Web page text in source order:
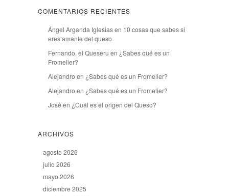
COMENTARIOS RECIENTES
Ángel Arganda Iglesiasen 10 cosas que sabes si
eres amante del queso
Fernando, el Queseru en ¿Sabes qué es un
Fromelier?
Alejandro en ¿Sabes qué es un Fromelier?
Alejandro en ¿Sabes qué es un Fromelier?
José en ¿Cuál es el origen del Queso?
ARCHIVOS
agosto 2026
julio 2026
mayo 2026
diciembre 2025